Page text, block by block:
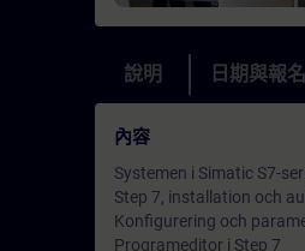
說明 日期與報名
內容
Systemen i Simatic S7-
Step 7, installation och
Konfigurering och
Programeditor i Step 7